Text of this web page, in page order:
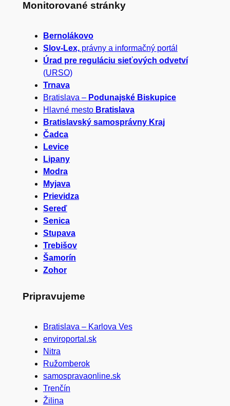
ľ
Monitorované stránky
Bernolákovo
Slov-Lex,právny a informačný portál
Úrad pre reguláciu sieťových odvetví
(URSO)
Trnava
Bratislava – Podunajské Biskupice
Hlavné mesto Bratislava
Bratislavský samosprávny Kraj
Čadca
Levice
Lipany
Modra
Myjava
Prievidza
Sereď
Senica
Stupava
Trebišov
Šamorín
Zohor
Pripravujeme
Bratislava – Karlova Ves
enviroportal.sk
Nitra
Ružomberok
samospravaonline.sk
Trenčín
Žilina